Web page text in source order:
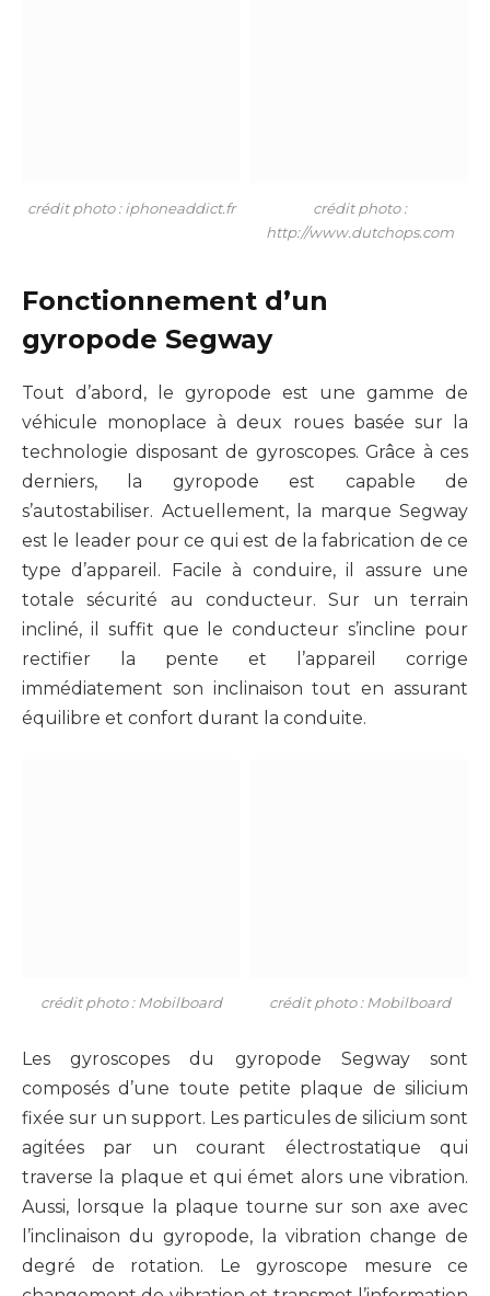
crédit photo : iphoneaddict.fr
crédit photo :
http://www.dutchops.com
Fonctionnement d’un
gyropode Segway
Tout d’abord, le gyropode est une gamme de
véhicule monoplace à deux roues basée sur la
technologie disposant de gyroscopes. Grâce à ces
derniers, la gyropode est capable de
s’autostabiliser. Actuellement, la marque Segway
est le leader pour ce qui est de la fabrication de ce
type d’appareil. Facile à conduire, il assure une
totale sécurité au conducteur. Sur un terrain
incliné, il suffit que le conducteur s’incline pour
rectifier la pente et l’appareil corrige
immédiatement son inclinaison tout en assurant
équilibre et confort durant la conduite.
crédit photo : Mobilboard crédit photo : Mobilboard
Les gyroscopes du gyropode Segway sont
composés d’une toute petite plaque de silicium
fixée sur un support. Les particules de silicium sont
agitées par un courant électrostatique qui
traverse la plaque et qui émet alors une vibration.
Aussi, lorsque la plaque tourne sur son axe avec
l’inclinaison du gyropode, la vibration change de
degré de rotation. Le gyroscope mesure ce